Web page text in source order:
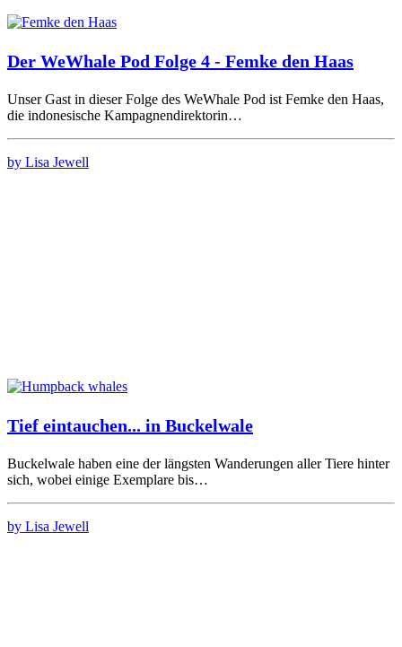
Der WeWhale Pod Folge 4 - Femke den Haas
Unser Gast in dieser Folge des WeWhale Pod ist Femke den Haas,
die indonesische Kampagnendirektorin…
by Lisa Jewell
Tief eintauchen... in Buckelwale
Buckelwale haben eine der längsten Wanderungen aller Tiere hinter
sich, wobei einige Exemplare bis…
by Lisa Jewell